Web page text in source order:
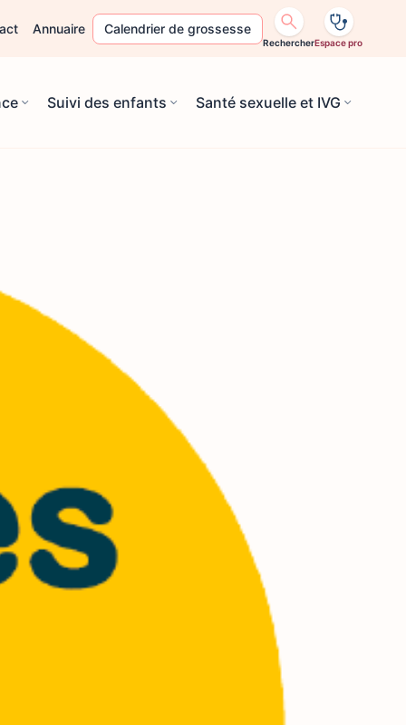
Annuaire Calendrier de grossesse
RechercherEspace pro
Suivi des enfants Santé sexuelle et IVG